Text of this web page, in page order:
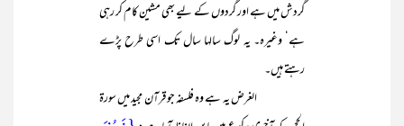
گردش میں ہے اور گردوں کے لیے بھی مشین کام کر رہی
ہے‘ وغیرہ۔ یہ لوگ سالہا سال تک اسی طرح پڑے
رہتے ہیں۔
الغرض یہ ہے وہ فلسفہ جو قرآن مجید میں سورۃ